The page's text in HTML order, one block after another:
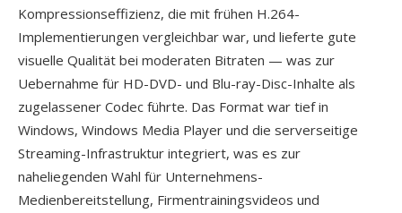
Kompressionseffizienz, die mit frühen H.264-
Implementierungen vergleichbar war, und lieferte gute
visuelle Qualität bei moderaten Bitraten — was zur
Uebernahme für HD-DVD- und Blu-ray-Disc-Inhalte als
zugelassener Codec führte. Das Format war tief in
Windows, Windows Media Player und die serverseitige
Streaming-Infrastruktur integriert, was es zur
naheliegenden Wahl für Unternehmens-
Medienbereitstellung, Firmentrainingsvideos und